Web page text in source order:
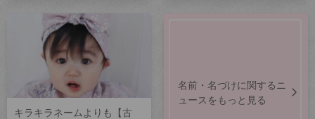
キラキラネームよりも【古
名前・名づけに関するニ
ュースをもっと見る